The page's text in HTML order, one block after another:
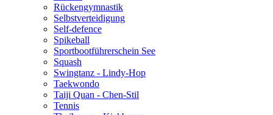
Rückengymnastik
Selbstverteidigung
Self-defence
Spikeball
Sportbootführerschein See
Squash
Swingtanz - Lindy-Hop
Taekwondo
Taiji Quan - Chen-Stil
Tennis